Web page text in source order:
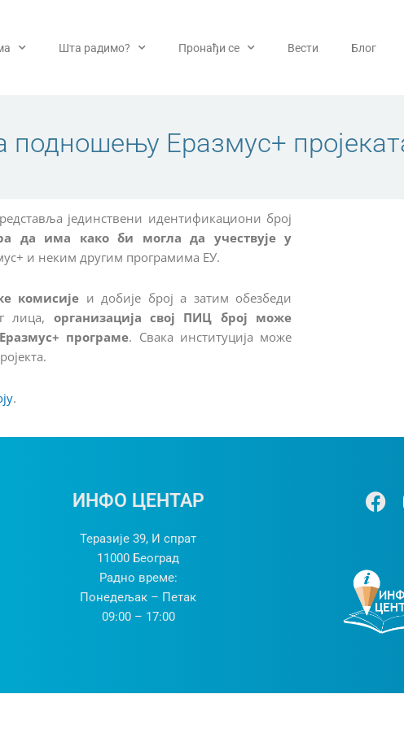
Шта радимо? Пронађи се Вести Блог
подношењу Еразмус+
јединствени идентификациони број
да има како би могла да учествује у
и неким другим програмима ЕУ.
комисије и добије број а затим обезбеди
лица, организација свој ПИЦ број може
програме. Свака институција може
.
ИНФО ЦЕНТАР
Теразије 39, И спрат
11000 Београд
Радно време:
Понедељак – Петак
09:00 – 17:00
Ф
а
б
о
о
к